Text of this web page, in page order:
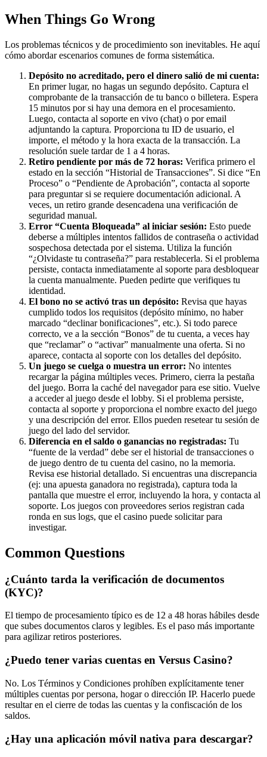
When Things Go Wrong
Los problemas técnicos y de procedimiento son inevitables. He aquí
cómo abordar escenarios comunes de forma sistemática.
Depósito no acreditado, pero el dinero salió de mi cuenta:
En primer lugar, no hagas un segundo depósito. Captura el
comprobante de la transacción de tu banco o billetera. Espera
15 minutos por si hay una demora en el procesamiento.
Luego, contacta al soporte en vivo (chat) o por email
adjuntando la captura. Proporciona tu ID de usuario, el
importe, el método y la hora exacta de la transacción. La
resolución suele tardar de 1 a 4 horas.
Retiro pendiente por más de 72 horas: Verifica primero el
estado en la sección “Historial de Transacciones”. Si dice “En
Proceso” o “Pendiente de Aprobación”, contacta al soporte
para preguntar si se requiere documentación adicional. A
veces, un retiro grande desencadena una verificación de
seguridad manual.
Error “Cuenta Bloqueada” al iniciar sesión: Esto puede
deberse a múltiples intentos fallidos de contraseña o actividad
sospechosa detectada por el sistema. Utiliza la función
“¿Olvidaste tu contraseña?” para restablecerla. Si el problema
persiste, contacta inmediatamente al soporte para desbloquear
la cuenta manualmente. Pueden pedirte que verifiques tu
identidad.
El bono no se activó tras un depósito: Revisa que hayas
cumplido todos los requisitos (depósito mínimo, no haber
marcado “declinar bonificaciones”, etc.). Si todo parece
correcto, ve a la sección “Bonos” de tu cuenta, a veces hay
que “reclamar” o “activar” manualmente una oferta. Si no
aparece, contacta al soporte con los detalles del depósito.
Un juego se cuelga o muestra un error: No intentes
recargar la página múltiples veces. Primero, cierra la pestaña
del juego. Borra la caché del navegador para ese sitio. Vuelve
a acceder al juego desde el lobby. Si el problema persiste,
contacta al soporte y proporciona el nombre exacto del juego
y una descripción del error. Ellos pueden resetear tu sesión de
juego del lado del servidor.
Diferencia en el saldo o ganancias no registradas: Tu
“fuente de la verdad” debe ser el historial de transacciones o
de juego dentro de tu cuenta del casino, no la memoria.
Revisa ese historial detallado. Si encuentras una discrepancia
(ej: una apuesta ganadora no registrada), captura toda la
pantalla que muestre el error, incluyendo la hora, y contacta al
soporte. Los juegos con proveedores serios registran cada
ronda en sus logs, que el casino puede solicitar para
investigar.
Common Questions
¿Cuánto tarda la verificación de documentos
(KYC)?
El tiempo de procesamiento típico es de 12 a 48 horas hábiles desde
que subes documentos claros y legibles. Es el paso más importante
para agilizar retiros posteriores.
¿Puedo tener varias cuentas en Versus Casino?
No. Los Términos y Condiciones prohíben explícitamente tener
múltiples cuentas por persona, hogar o dirección IP. Hacerlo puede
resultar en el cierre de todas las cuentas y la confiscación de los
saldos.
¿Hay una aplicación móvil nativa para descargar?